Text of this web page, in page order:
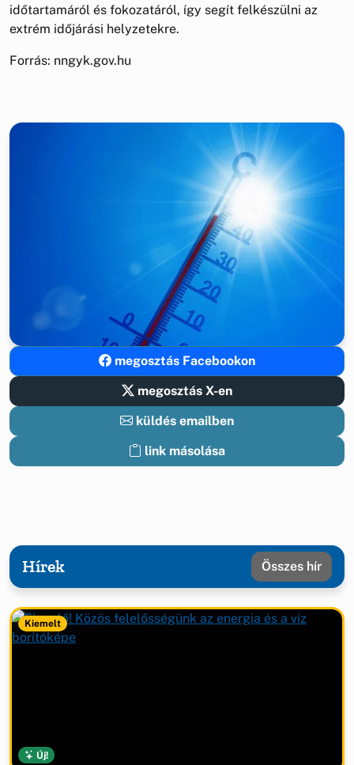
időtartamáról és fokozatáról, így segít felkészülni az
extrém időjárási helyzetekre.
Forrás: nngyk.gov.hu
megosztás Facebookon
megosztás X-en
küldés emailben
link másolása
Hírek Összes hír
Kiemelt
Új!